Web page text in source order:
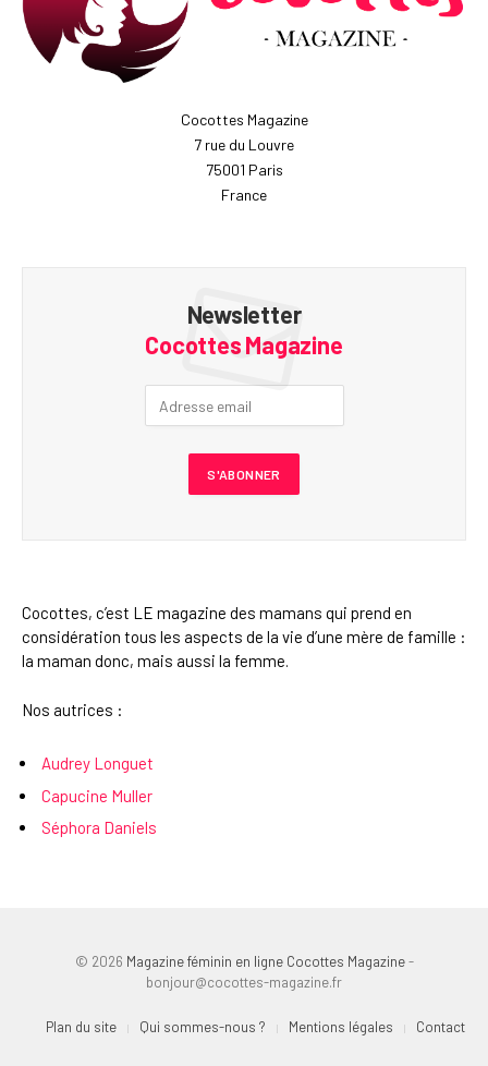
Cocottes Magazine
7 rue du Louvre
75001 Paris
France
Newsletter
Cocottes Magazine
Cocottes, c’est LE magazine des mamans qui prend en
considération tous les aspects de la vie d’une mère de famille :
la maman donc, mais aussi la femme.
Nos autrices :
Audrey Longuet
Capucine Muller
Séphora Daniels
© 2026 Magazine féminin en ligne Cocottes Magazine-
bonjour@cocottes-magazine.fr
Plan du site Qui sommes-nous ? Mentions légales Contact